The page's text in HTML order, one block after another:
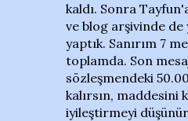
kaldı. Sonra
ve blog arşivinde de
yaptık. Sanırım 7
toplamda. Son
sözleşmendeki
kalırsın, maddesini
iyileştirmeyi